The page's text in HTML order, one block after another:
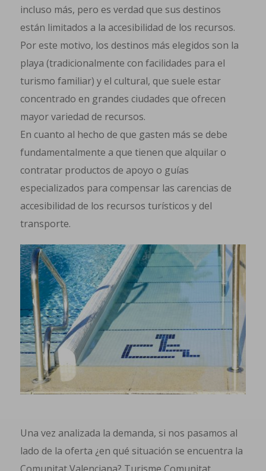
incluso más, pero es verdad que sus destinos
están limitados a la accesibilidad de los recursos.
Por este motivo, los destinos más elegidos son la
playa (tradicionalmente con facilidades para el
turismo familiar) y el cultural, que suele estar
concentrado en grandes ciudades que ofrecen
mayor variedad de recursos.
En cuanto al hecho de que gasten más se debe
fundamentalmente a que tienen que alquilar o
contratar productos de apoyo o guías
especializados para compensar las carencias de
accesibilidad de los recursos turísticos y del
transporte.
Una vez analizada la demanda, si nos pasamos al
lado de la oferta ¿en qué situación se encuentra la